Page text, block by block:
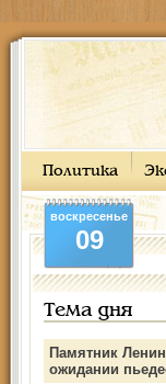
Политика
воскресенье
09
Тема дня
Памятник
ожидании